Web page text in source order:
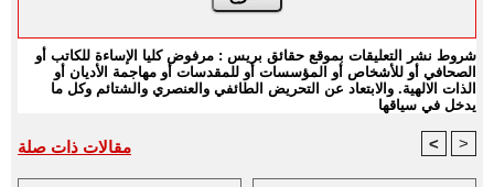
شروط نشر التعليقات بموقع حقائق بريس : مرفوض كليا الإساءة للكاتب أو
الصحافي أو للأشخاص أو المؤسسات أو للمقدسات أو مهاجمة الأديان أو
الذات الالهية. والابتعاد عن التحريض الطائفي والعنصري والشتائم وكل ما
يدخل في سياقها
مقالات ذات صلة < >